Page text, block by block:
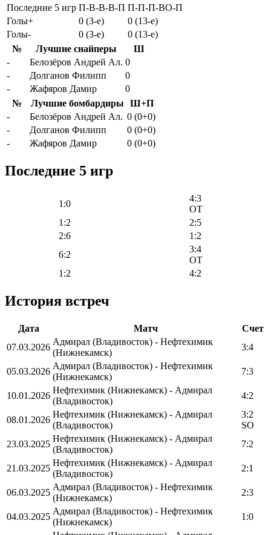
Последние 5 игр П-В-В-В-П П-П-П-ВО-П
Голы+
0 (3-e)
0 (13-e)
Голы-
0 (3-e)
0 (13-e)
№
Лучшие снайперы
Ш
-
Белозёров Андрей Ал. 0
-
Долганов Филипп
0
-
Жафяров Дамир
0
№
Лучшие бомбардиры
Ш+П
-
Белозёров Андрей Ал. 0 (0+0)
-
Долганов Филипп
0 (0+0)
-
Жафяров Дамир 0 (0+0)
Последние 5 игр
1:0
4:3
OT
1:2
2:5
2:6
1:2
6:2
3:4
OT
1:2
4:2
История встреч
Дата Матч
Счет
07.03.2026
Адмирал (Владивосток) - Нефтехимик
(Нижнекамск)
3:4
05.03.2026
Адмирал (Владивосток) - Нефтехимик
(Нижнекамск)
7:3
10.01.2026
Нефтехимик (Нижнекамск) - Адмирал
(Владивосток)
4:2
08.01.2026
Нефтехимик (Нижнекамск) - Адмирал
(Владивосток)
3:2
SO
23.03.2025
Нефтехимик (Нижнекамск) - Адмирал
(Владивосток)
7:2
21.03.2025
Нефтехимик (Нижнекамск) - Адмирал
(Владивосток)
2:1
06.03.2025
Адмирал (Владивосток) - Нефтехимик
(Нижнекамск)
2:3
04.03.2025
Адмирал (Владивосток) - Нефтехимик
(Нижнекамск)
1:0